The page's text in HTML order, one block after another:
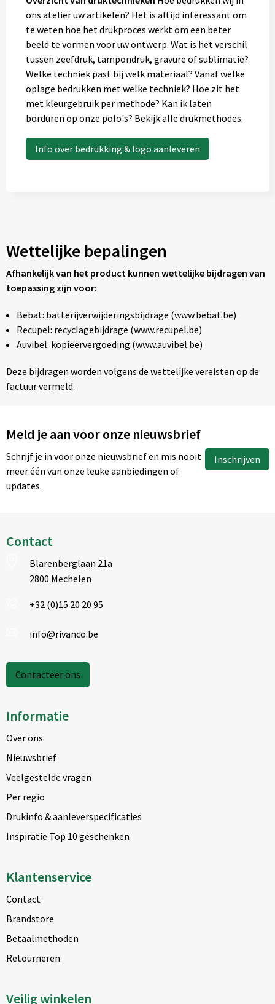
ons atelier uw artikelen? Het is altijd interessant om
te weten hoe het drukproces werkt om een beter
beeld te vormen voor uw ontwerp. Wat is het verschil
tussen zeefdruk, tampondruk, gravure of sublimatie?
Welke techniek past bij welk materiaal? Vanaf welke
oplage bedrukken met welke techniek? Hoe zit het
met kleurgebruik per methode? Kan ik laten
borduren op onze polo's? Bekijk alle drukmethodes.
Info over bedrukking & logo aanleveren
Wettelijke bepalingen
Afhankelijk van het product kunnen wettelijke bijdragen van
toepassing zijn voor:
Bebat: batterijverwijderingsbijdrage (www.bebat.be)
Recupel: recyclagebijdrage (www.recupel.be)
Auvibel: kopieervergoeding (www.auvibel.be)
Deze bijdragen worden volgens de wettelijke vereisten op de
factuur vermeld.
Meld je aan voor onze nieuwsbrief
Schrijf je in voor onze nieuwsbrief en mis nooit
meer één van onze leuke aanbiedingen of
updates.
Inschrijven
Contact
Blarenberglaan 21a
2800 Mechelen
+32 (0)15 20 20 95
info@rivanco.be
Contacteer ons
Informatie
Over ons
Nieuwsbrief
Veelgestelde vragen
Per regio
Drukinfo & aanleverspecificaties
Inspiratie Top 10 geschenken
Klantenservice
Contact
Brandstore
Betaalmethoden
Retourneren
Veilig winkelen